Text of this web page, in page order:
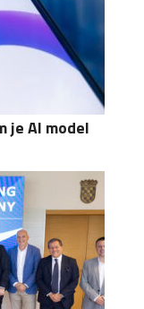
je AI model